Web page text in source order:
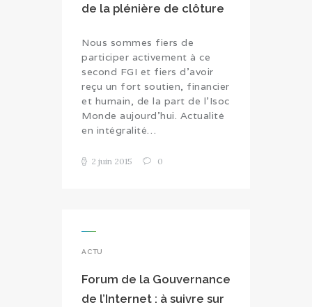
de la plénière de clôture
Nous sommes fiers de
participer activement à ce
second FGI et fiers d'avoir
reçu un fort soutien, financier
et humain, de la part de l'Isoc
Monde aujourd'hui. Actualité
en intégralité…
2 juin 2015 0
ACTU
Forum de la Gouvernance
de l’Internet : à suivre sur